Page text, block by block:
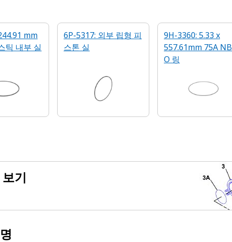
mm
틱 내부 실
6P-5317: 외부 립형 피
스톤 실
9H-3360: 5.33 x
557.61mm 75A
O 링
기